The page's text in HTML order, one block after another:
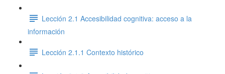
Lección 2.1 Accesibilidad cognitiva: acceso a la
información
Lección 2.1.1 Contexto histórico